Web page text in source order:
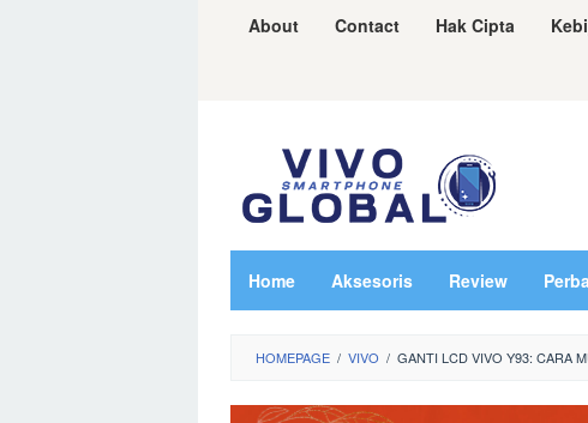
About Contact Hak Cipta
Home Aksesoris Review
HOMEPAGE / VIVO / GANTI LCD VIVO Y93: CARA